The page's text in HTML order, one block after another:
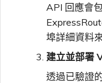
Palo Alto Networks
Peplink FusionHub
X-Auth Token 淘汰常
API 淘汰常見問題
API 回應會
埠詳細資料
建立並部署
透過已驗證